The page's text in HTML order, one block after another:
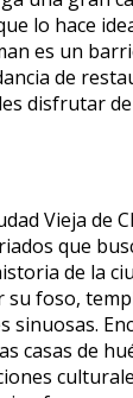
lo hace
es un
de
disfrutar
Vieja de
que
de la
su foso,
sinuosas.
casas de